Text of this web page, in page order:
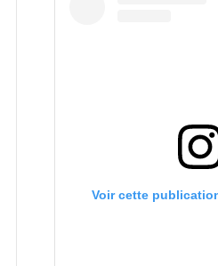
Voir cette